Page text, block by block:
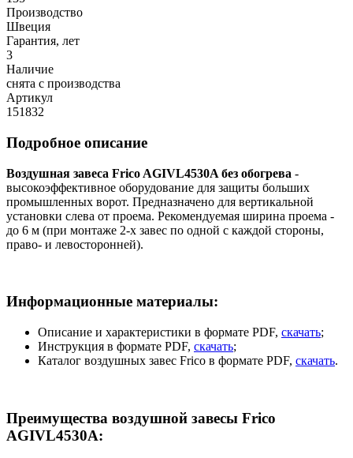
Производство
Швеция
Гарантия, лет
3
Наличие
снята с производства
Артикул
151832
Подробное описание
Воздушная завеса Frico AGIVL4530A без обогрева -
высокоэффективное оборудование для защиты больших
промышленных ворот. Предназначено для вертикальной
установки слева от проема. Рекомендуемая ширина проема -
до 6 м (при монтаже 2-х завес по одной с каждой стороны,
право- и левосторонней).
Информационные материалы:
Описание и характеристики в формате PDF, скачать;
Инструкция в формате PDF, скачать;
Каталог воздушных завес Frico в формате PDF, скачать.
Преимущества воздушной завесы Frico
AGIVL4530A: